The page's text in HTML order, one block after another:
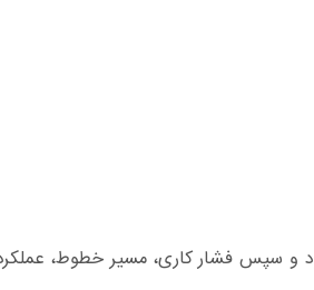
و سپس فشار کاری، مسیر خطوط،